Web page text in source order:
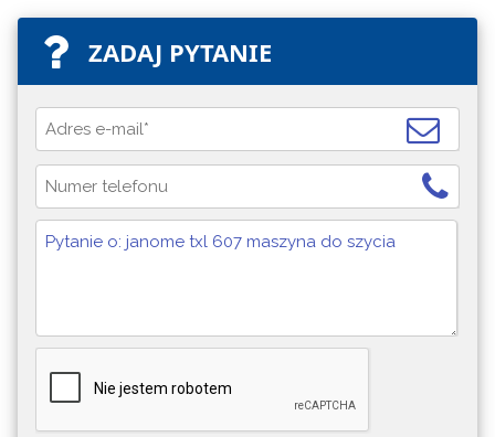
ZADAJ PYTANIE